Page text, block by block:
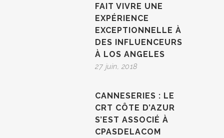
FAIT VIVRE UNE
EXPÉRIENCE
EXCEPTIONNELLE À
DES INFLUENCEURS
À LOS ANGELES
27 juin, 2018
CANNESERIES : LE
CRT CÔTE D’AZUR
S’EST ASSOCIÉ À
CPASDELACOM